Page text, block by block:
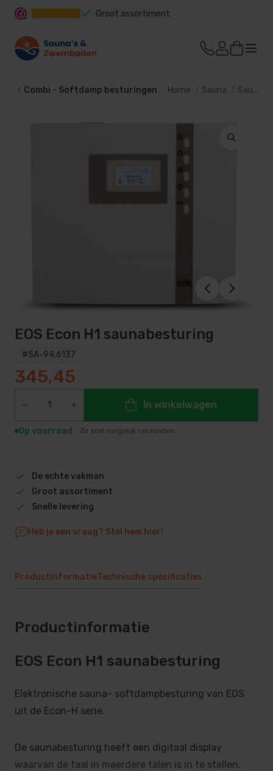
Groot assortiment
Combi - Softdamp besturingen Home Sauna Sauna besturing
EOS Econ H1 saunabesturing
#SA-94.6137
345,45
In winkelwagen
Op voorraad Zo snel mogelijk verzonden
De echte vakman
Groot assortiment
Snelle levering
Heb je een vraag? Stel hem hier!
ProductinformatieTechnische specificaties
Productinformatie
EOS Econ H1 saunabesturing
Elektronische sauna- softdampbesturing van EOS
uit de Econ-H serie.
De saunabesturing heeft een digitaal display
waarvan de taal in meerdere talen is in te stellen.